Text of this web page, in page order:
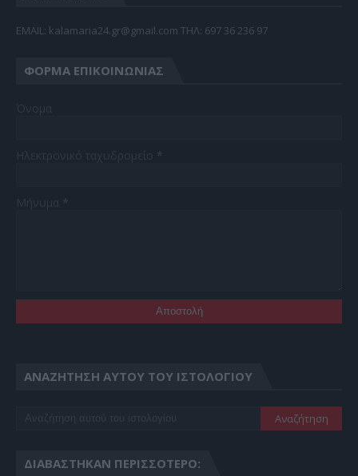
EMAIL: kalamaria24.gr@gmail.com TΗΛ: 697 36 236 97
ΦΌΡΜΑ ΕΠΙΚΟΙΝΩΝΊΑΣ
ΑΝΑΖΉΤΗΣΗ ΑΥΤΟΎ ΤΟΥ ΙΣΤΟΛΟΓΊΟΥ
ΔΙΑΒΆΣΤΗΚΑΝ ΠΕΡΙΣΣΌΤΕΡΟ: